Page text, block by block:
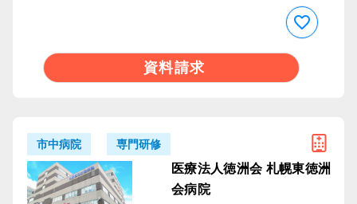
資料請求
市中病院 専門研修
医療法人徳洲会 札幌東徳洲
会病院